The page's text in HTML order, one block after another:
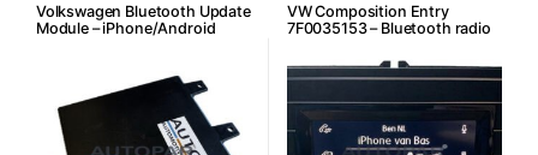
Volkswagen Bluetooth Update
Module – iPhone/Android
VW Composition Entry
7F0035153 – Bluetooth radio